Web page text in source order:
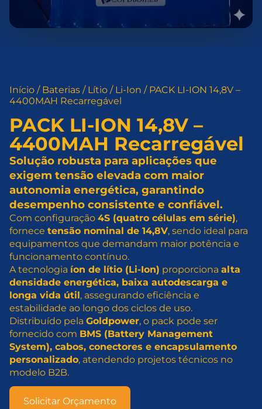
Início / Baterias / Lítio / Li-Ion / PACK LI-ION 14,8V –
4400MAH Recarregável
PACK LI-ION 14,8V –
4400MAH Recarregável
Solução robusta para aplicações que
exigem tensão elevada com maior
autonomia energética, garantindo
desempenho consistente e confiável.
Com configuração 4S (quatro células em série),
fornece tensão nominal de 14,8V, sendo ideal para
equipamentos que demandam maior potência e
funcionamento contínuo.
A tecnologia íon de lítio (Li-Ion) proporciona alta
densidade energética, baixa autodescarga e
longa vida útil, assegurando eficiência e
estabilidade ao longo dos ciclos de uso.
Distribuído pela Goldpower, o pack pode ser
fornecido com BMS (Battery Management
System), cabos, conectores e encapsulamento
personalizado, atendendo projetos técnicos no
modelo B2B.
Solicitar Orçamento